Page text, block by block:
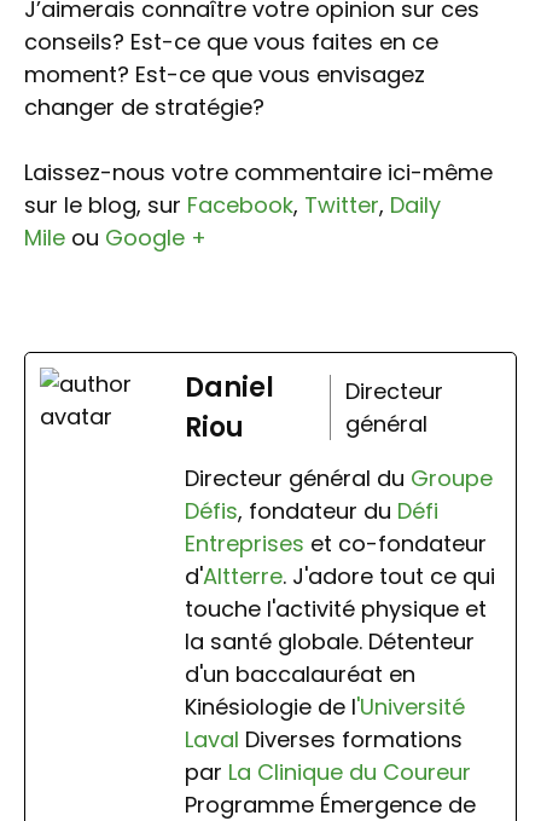
J’aimerais connaître votre opinion sur ces
conseils? Est-ce que vous faites en ce
moment? Est-ce que vous envisagez
changer de stratégie?
Laissez-nous votre commentaire ici-même
sur le blog, sur Facebook, Twitter, Daily
Mile ou Google +
Daniel
Riou
Directeur
général
Directeur général du Groupe
Défis, fondateur du Défi
Entreprises et co-fondateur
d'Altterre. J'adore tout ce qui
touche l'activité physique et
la santé globale. Détenteur
d'un baccalauréat en
Kinésiologie de l'Université
Laval Diverses formations
par La Clinique du Coureur
Programme Émergence de